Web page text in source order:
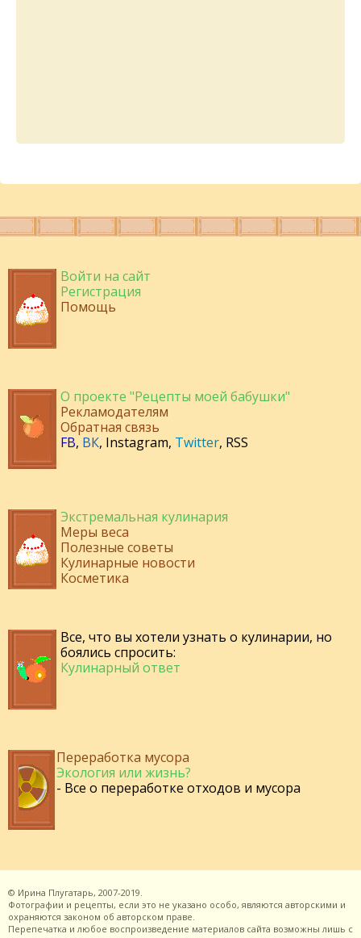
Войти на сайт
Регистрация
Помощь
О проекте "Рецепты моей бабушки"
Рекламодателям
Обратная связь
FB, ВК, Instagram, Twitter, RSS
Экстремальная кулинария
Меры веса
Полезные советы
Кулинарные новости
Косметика
Все, что вы хотели узнать о кулинарии, но
боялись спросить:
Кулинарный ответ
Переработка мусора
Экология или жизнь?
- Все о переработке отходов и мусора
© Ирина Плугатарь, 2007-2019.
Фотографии и рецепты, если это не указано особо, являются авторскими и
охраняются законом об авторском праве.
Перепечатка и любое воспроизведение материалов сайта возможны лишь с